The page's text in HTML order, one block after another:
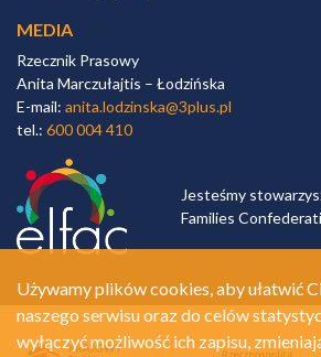
MEDIA
Rzecznik Prasowy
Anita Marczułajtis – Łodzińska
E-mail: anita.lodzinska@3plus.pl
tel.: 600 004 410
Jesteśmy
Families
Używamy plików cookies, aby ułatwić
naszego serwisu oraz do celów
wyłączyć możliwość ich zapisu,